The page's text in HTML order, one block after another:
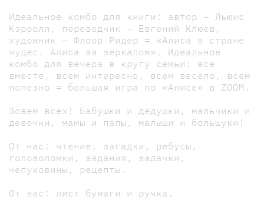
Идеальное комбо для книги: автор – Льюис
Кэрролл, переводчик – Евгений Клюев,
художник – Флоор Ридер = «Алиса в стране
чудес. Алиса за зеркалом». Идеальное
комбо для вечера в кругу семьи: все
вместе, всем интересно, всем весело, всем
полезно = большая игра по «Алисе» в ZOOM.
Зовем всех! Бабушки и дедушки, мальчики и
девочки, мамы и папы, малыши и большуки!
От нас: чтение, загадки, ребусы,
головоломки, задания, задачки,
чепуховины, рецепты.
От вас: лист бумаги и ручка.